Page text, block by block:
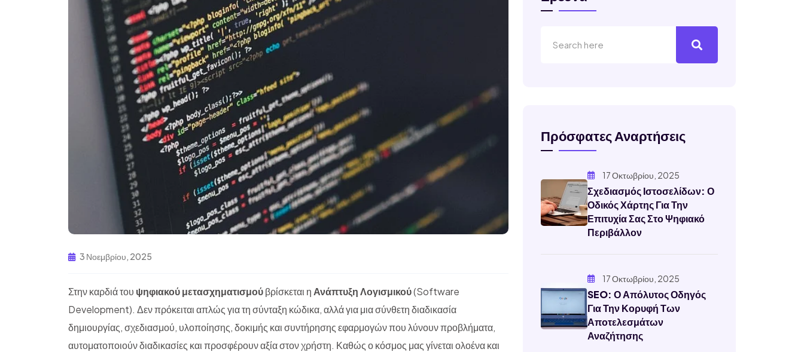
3 Νοεμβρίου, 2025
Στην καρδιά του ψηφιακού μετασχηματισμούβρίσκεται η Ανάπτυξη Λογισμικού(Software
Development). Δεν πρόκειται απλώς για τη σύνταξη κώδικα, αλλά για μια σύνθετη διαδικασία
δημιουργίας, σχεδιασμού, υλοποίησης, δοκιμής και συντήρησης εφαρμογών που λύνουν προβλήματα,
αυτοματοποιούν διαδικασίες και προσφέρουν αξία στον χρήστη. Καθώς ο κόσμος μας γίνεται ολοένα και
Πρόσφατες Αναρτήσεις
17 Οκτωβρίου, 2025
Σχεδιασμός Ιστοσελίδων: Ο
Οδικός Χάρτης Για Την
Επιτυχία Σας Στο Ψηφιακό
Περιβάλλον
17 Οκτωβρίου, 2025
SEO: Ο Απόλυτος Οδηγός
Για Την Κορυφή Των
Αποτελεσμάτων
Αναζήτησης